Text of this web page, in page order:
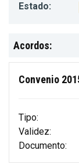
Estado:
Acordos:
Convenio
Tipo:
Validez:
Documento: